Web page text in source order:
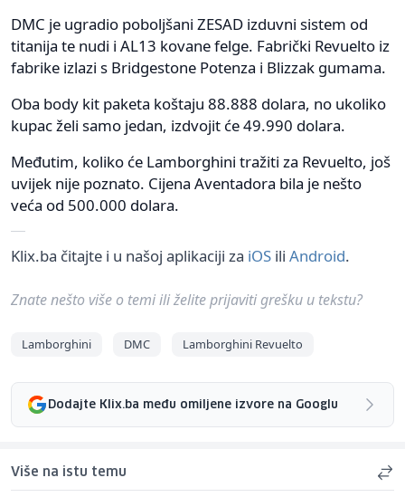
DMC je ugradio poboljšani ZESAD izduvni sistem od
titanija te nudi i AL13 kovane felge. Fabrički Revuelto iz
fabrike izlazi s Bridgestone Potenza i Blizzak gumama.
Oba body kit paketa koštaju 88.888 dolara, no ukoliko
kupac želi samo jedan, izdvojit će 49.990 dolara.
Međutim, koliko će Lamborghini tražiti za Revuelto, još
uvijek nije poznato. Cijena Aventadora bila je nešto
veća od 500.000 dolara.
Klix.ba čitajte i u našoj aplikaciji za iOS ili Android.
Znate nešto više o temi ili želite prijaviti grešku u tekstu?
Lamborghini DMC Lamborghini Revuelto
Dodajte Klix.ba među omiljene izvore na Googlu
Više na istu temu